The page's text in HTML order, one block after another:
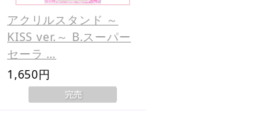
アクリルスタンド ～
KISS ver.～ B.スーパー
セーラ …
1,650円